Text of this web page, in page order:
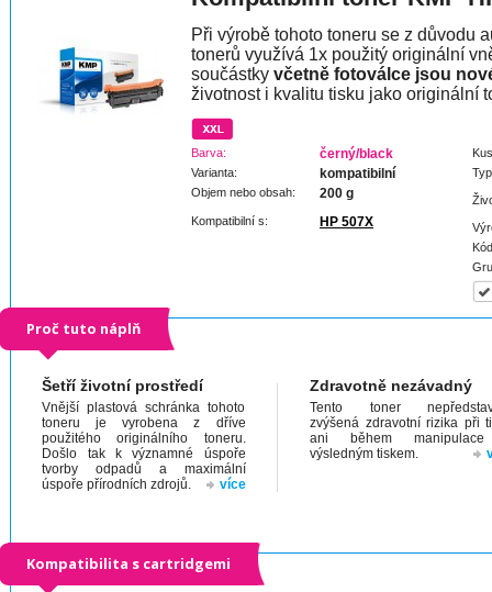
Při výrobě tohoto toneru se z důvodu
tonerů využívá 1x použitý originální
součástky včetně fotoválce jsou
životnost i kvalitu tisku jako originální
Barva: černý/black
Varianta: kompatibilní
Objem nebo obsah: 200 g
Kompatibilní s: HP 507X
Proč tuto náplň
Šetří životní prostředí
Vnější plastová schránka tohoto
toneru je vyrobena z dříve
použitého originálního toneru.
Došlo tak k významné úspoře
tvorby odpadů a maximální
úspoře přírodních zdrojů.
více
Zdravotně nezávadný
Tento toner
zvýšená zdravotní rizika při
ani během
výsledným tiskem.
Kompatibilita s cartridgemi